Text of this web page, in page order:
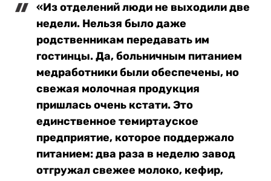
«Из отделений люди не выходили две
недели. Нельзя было даже
родственникам передавать им
гостинцы. Да, больничным питанием
медработники были обеспечены, но
свежая молочная продукция
пришлась очень кстати. Это
единственное темиртауское
предприятие, которое поддержало
питанием: два раза в неделю завод
отгружал свежее молоко, кефир,